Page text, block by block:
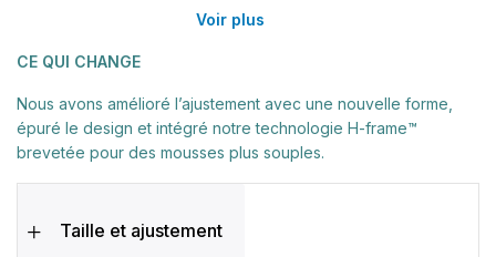
Voir plus
CE QUI CHANGE
Nous avons amélioré l’ajustement avec une nouvelle forme,
épuré le design et intégré notre technologie H-frame™
brevetée pour des mousses plus souples.
Taille et ajustement